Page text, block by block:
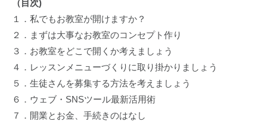
（目次)
１．私でもお教室が開けますか？
２．まずは大事なお教室のコンセプト作り
３．お教室をどこで開くか考えましょう
４．レッスンメニューづくりに取り掛かりましょう
５．生徒さんを募集する方法を考えましょう
６．ウェブ・SNSツール最新活用術
７．開業とお金、手続きのはなし